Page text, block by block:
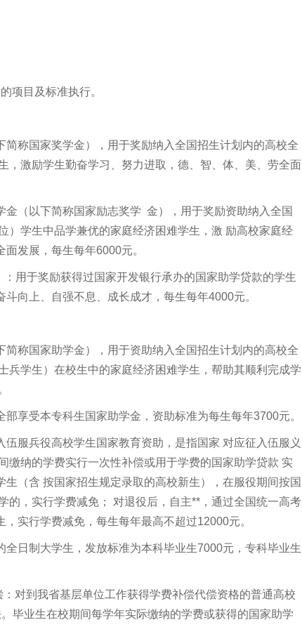
项目及标准执行。
简称国家奖学金），用于奖励纳入全国招生计划内的高校全
，激励学生勤奋学习、努力进取，德、智、体、美、劳全面
金（以下简称国家励志奖学 金），用于奖励资助纳入全国
）学生中品学兼优的家庭经济困难学生，激 励高校家庭经
发展，每生每年6000元。
用于奖励获得过国家开发银行承办的国家助学贷款的学生
向上、自强不息、成长成才，每生每年4000元。
简称国家助学金），用于资助纳入全国招生计划内的高校全
兵学生）在校生中的家庭经济困难学生，帮助其顺利完成学
享受本专科生国家助学金，资助标准为每生每年3700元。
服兵役高校学生国家教育资助，是指国家 对应征入伍服义
缴纳的学费实行一次性补偿或用于学费的国家助学贷款 实
（含 按国家招生规定录取的高校新生），在服役期间按国
的，实行学费减免； 对退役后，自主**，通过全国统一高考
实行学费减免，每生每年最高不超过12000元。
全日制大学生，发放标准为本科毕业生7000元，专科毕业生
对到我省基层单位工作获得学费补偿代偿资格的普通高校
毕业生在校期间每学年实际缴纳的学费或获得的国家助学